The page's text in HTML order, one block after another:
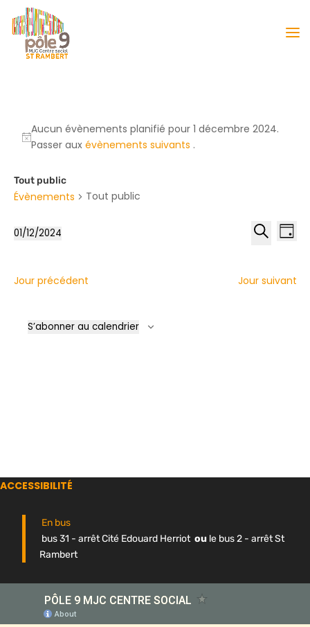
Aucun évènements planifié pour 1 décembre 2024.
Passer auxévènements suivants .
Tout public
Évènements Tout public
de
de
Jour
01/12/2024
date.
Jour précédent Jour suivant
S’abonner au calendrier
ACCESSIBILITÉ
En bus
bus 31 - arrêt Cité Edouard Herriot ou le bus 2 - arrêt St
Rambert